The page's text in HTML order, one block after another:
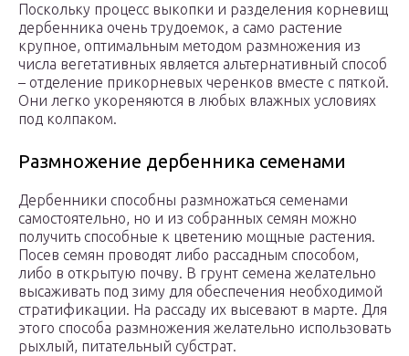
Поскольку процесс выкопки и разделения корневищ
дербенника очень трудоемок, а само растение
крупное, оптимальным методом размножения из
числа вегетативных является альтернативный способ
– отделение прикорневых черенков вместе с пяткой.
Они легко укореняются в любых влажных условиях
под колпаком.
Размножение дербенника семенами
Дербенники способны размножаться семенами
самостоятельно, но и из собранных семян можно
получить способные к цветению мощные растения.
Посев семян проводят либо рассадным способом,
либо в открытую почву. В грунт семена желательно
высаживать под зиму для обеспечения необходимой
стратификации. На рассаду их высевают в марте. Для
этого способа размножения желательно использовать
рыхлый, питательный субстрат.